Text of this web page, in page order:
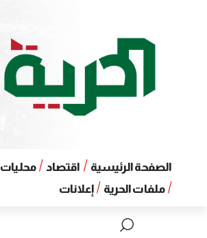
الصفحة الرئيسية اقتصاد محليات
ملفات الحرية
إعلانات